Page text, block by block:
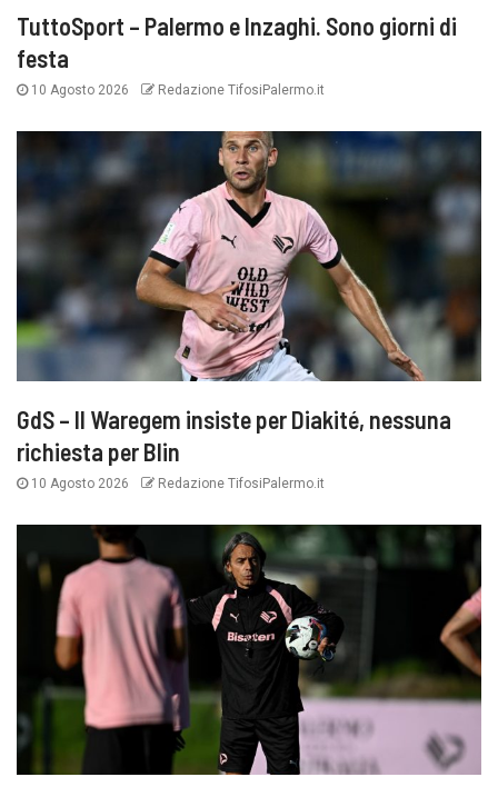
TuttoSport – Palermo e Inzaghi. Sono giorni di
festa
10 Agosto 2026 Redazione TifosiPalermo.it
GdS – Il Waregem insiste per Diakité, nessuna
richiesta per Blin
10 Agosto 2026 Redazione TifosiPalermo.it